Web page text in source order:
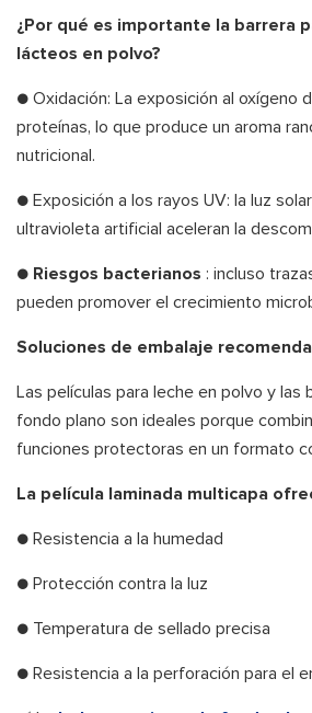
¿Por qué es importante la barrera
lácteos en polvo?
● Oxidación: La exposición al oxígeno
proteínas, lo que produce un aroma
nutricional.
● Exposición a los rayos UV: la luz
ultravioleta artificial aceleran la
● Riesgos bacterianos : incluso
pueden promover el crecimiento
Soluciones de embalaje
Las películas para leche en polvo y las
fondo plano son ideales porque
funciones protectoras en un formato
La película laminada multicapa
● Resistencia a la humedad
● Protección contra la luz
● Temperatura de sellado precisa
● Resistencia a la perforación para el